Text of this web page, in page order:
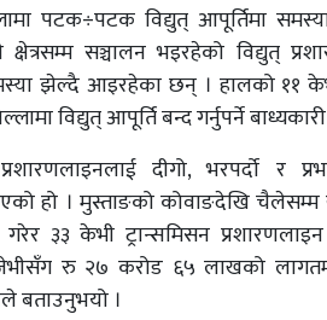
पटक÷पटक विद्युत् आपूर्तिमा
क्षेत्रसम्म सञ्चालन भइरहेको विद्युत्
झेल्दै आइरहेका छन् । हालको ११
विद्युत् आपूर्ति बन्द गर्नुपर्ने
दीगो, भरपर्दो र
हो । मुस्ताङको कोवाङदेखि
३३ केभी ट्रान्समिसन
रु २७ करोड ६५ लाखको
बताउनुभयो ।